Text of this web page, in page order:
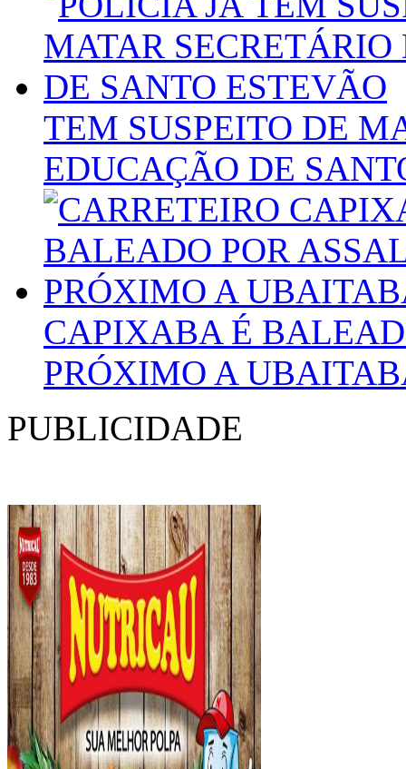
TEM SUSPEITO DE
EDUCAÇÃO DE
CAPIXABA É
PRÓXIMO A
PUBLICIDADE